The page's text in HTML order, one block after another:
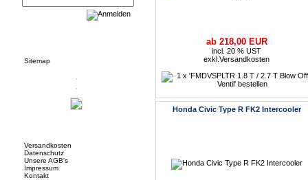
Sitemap
Versandkosten
Datenschutz
Unsere AGB's
Impressum
Kontakt
ab 218,00 EUR
incl. 20 % UST
exkl. Versandkosten
Honda Civic Type R FK2 Intercooler